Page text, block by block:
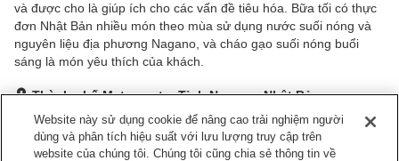
và được cho là giúp ích cho các vấn đề tiêu hóa. Bữa tối có thực
đơn Nhật Bản nhiều món theo mùa sử dụng nước suối nóng và
nguyên liệu địa phương Nagano, và cháo gạo suối nóng buổi
sáng là món yêu thích của khách.
Thành phố Matsumoto, Tỉnh Nagano, Nhật Bản
Hiển thị trên bản đồ
Tuyệt vời Đánh giá:195 lượt
Website này sử dụng cookie để nâng cao trải nghiệm người
dùng và phân tích hiệu suất với lưu lượng truy cập trên
website của chúng tôi. Chúng tôi cũng chia sẻ thông tin về